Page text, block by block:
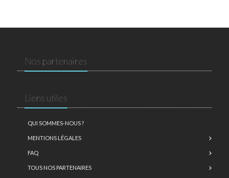
Nos partenaires
Liens utiles
QUI SOMMES-NOUS ?
MENTIONS LÉGALES
FAQ
TOUS NOS PARTENAIRES